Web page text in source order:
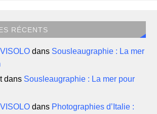
RÉCENTS
dans Sousleaugraphie : La mer
dans Sousleaugraphie : La mer pour
dans Photographies d’Italie :